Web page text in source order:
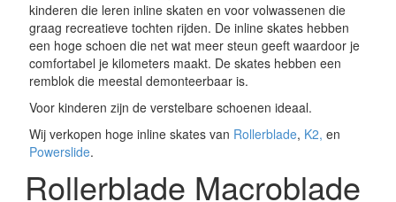
kinderen die leren inline skaten en voor volwassenen die
graag recreatieve tochten rijden. De inline skates hebben
een hoge schoen die net wat meer steun geeft waardoor je
comfortabel je kilometers maakt. De skates hebben een
remblok die meestal demonteerbaar is.
Voor kinderen zijn de verstelbare schoenen ideaal.
Wij verkopen hoge inline skates van Rollerblade, K2, en
Powerslide.
Rollerblade Macroblade